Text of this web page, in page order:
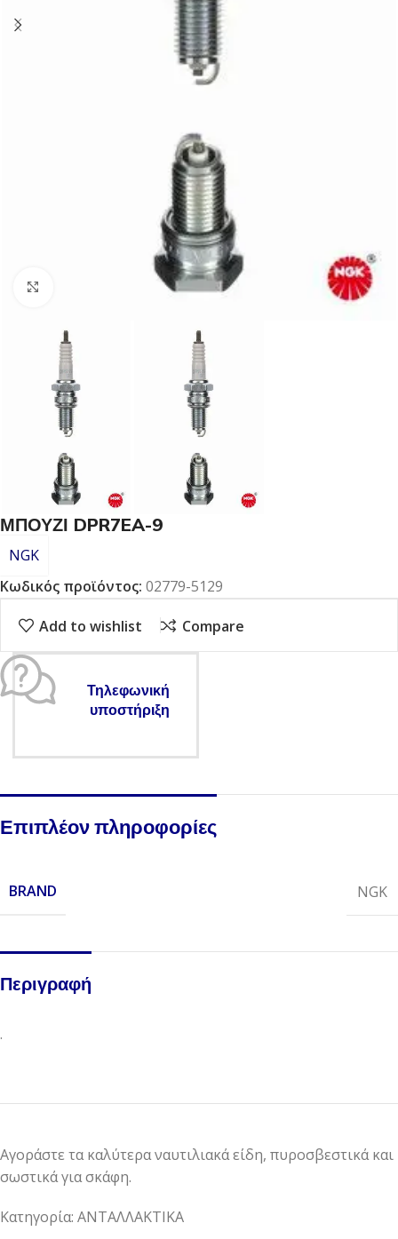
ΜΠΟΥΖΙ DPR7EA-9
NGK
Κωδικός προϊόντος: 02779-5129
Add to wishlist Compare
Τηλεφωνική
υποστήριξη
Επιπλέον πληροφορίες
BRAND NGK
Περιγραφή
.
Αγοράστε τα καλύτερα ναυτιλιακά είδη, πυροσβεστικά και
σωστικά για σκάφη.
Κατηγορία: ΑΝΤΑΛΛΑΚΤΙΚΑ